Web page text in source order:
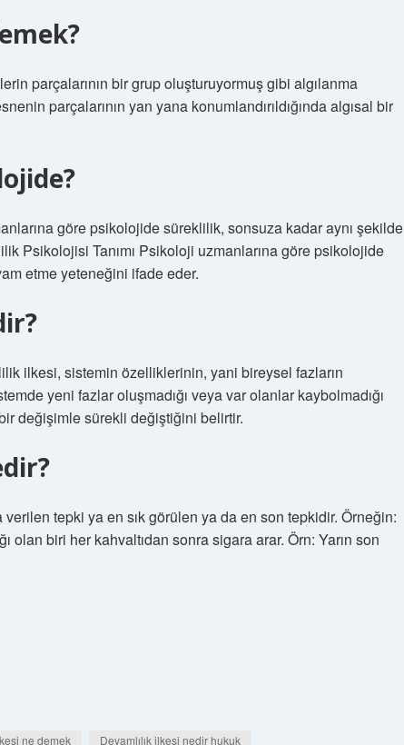
parçalarının bir grup oluşturuyormuş gibi algılanma
parçalarının yan yana konumlandırıldığında algısal bir
göre psikolojide süreklilik, sonsuza kadar aynı şekilde
Psikolojisi Tanımı Psikoloji uzmanlarına göre psikolojide
etme yeteneğini ifade eder.
ilkesi, sistemin özelliklerinin, yani bireysel fazların
yeni fazlar oluşmadığı veya var olanlar kaybolmadığı
değişimle sürekli değiştiğini belirtir.
tepki ya en sık görülen ya da en son tepkidir. Örneğin:
olan biri her kahvaltıdan sonra sigara arar. Örn: Yarın son
ne demek Devamlılık ilkesi nedir hukuk